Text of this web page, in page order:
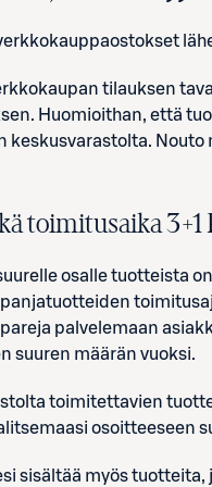
tilauksen
Huomioithan, että
keskusvarastolta. Nouto
toimitusaika3+1
osalle tuotteista
palvelemaan
suuren määrän vuoksi.
toimitettavien
osoitteeseen
sisältää myös